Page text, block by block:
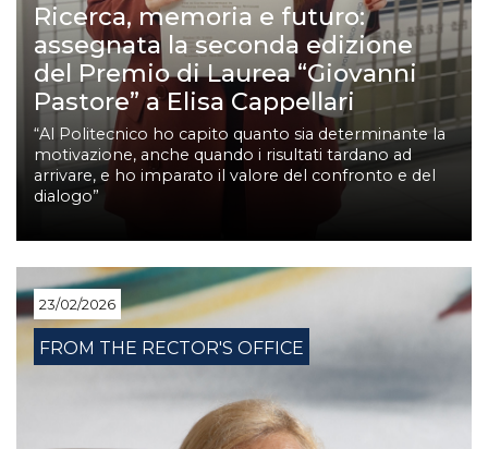
Ricerca, memoria e futuro:
assegnata la seconda edizione
del Premio di Laurea “Giovanni
Pastore” a Elisa Cappellari
“Al Politecnico ho capito quanto sia determinante la
motivazione, anche quando i risultati tardano ad
arrivare, e ho imparato il valore del confronto e del
dialogo”
23/02/2026
FROM THE RECTOR'S OFFICE